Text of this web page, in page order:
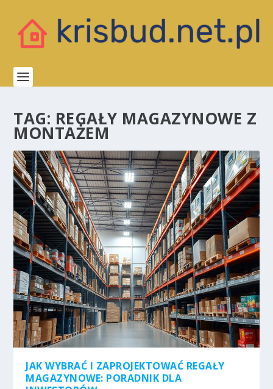
TAG: REGAŁY MAGAZYNOWE Z
MONTAŻEM
JAK WYBRAĆ I ZAPROJEKTOWAĆ REGAŁY
MAGAZYNOWE: PORADNIK DLA